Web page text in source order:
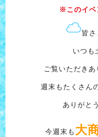
※このイベ
皆
いつも
ご覧いただき
週末もたくさん
ありがと
今週末も 大